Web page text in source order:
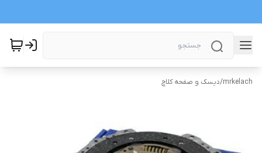
mrkelach
/دیسک و صفحه کلاچ